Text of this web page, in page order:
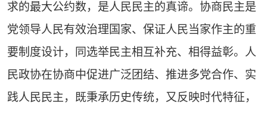
求的最大公约数，是人民民主的真谛。协商民主是
党领导人民有效治理国家、保证人民当家作主的重
要制度设计，同选举民主相互补充、相得益彰。人
民政协在协商中促进广泛团结、推进多党合作、实
践人民民主，既秉承历史传统，又反映时代特征，